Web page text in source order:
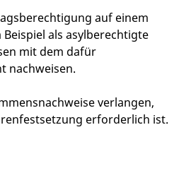
auf einem
als asylberechtigte
mit dem dafür
nachweisen.
verlangen,
erforderlich ist.